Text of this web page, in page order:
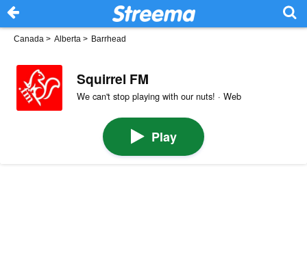
Canada > Alberta > Barrhead
Squirrel FM
We can't stop playing with our nuts! · Web
Play